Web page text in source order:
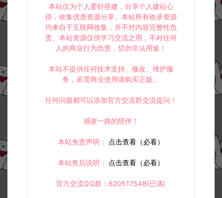
本站仅为个人爱好搭建，分享个人建站心
得，收集优质资源分享。本站所有收录资源
均来自于互联网收集，并不对内容完整性负
责。本站资源仅供学习交流之用，不对任何
人的商业行为负责，切勿非法用途！
本站不提供任何技术支持、修改、维护服
务，若需商业使用请购买正版。
任何问题都可以添加官方交流群交流提问！
感谢一路的陪伴！
本站免责声明： 点击查看（必看）
本站售后说明： 点击查看（必看）
官方交流QQ群：620517548(已满)